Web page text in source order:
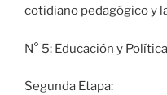
cotidiano pedagógico y
N° 5: Educación y
Segunda Etapa: